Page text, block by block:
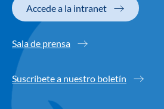
Accede a la intranet
Sala de prensa
Suscríbete a nuestro boletín